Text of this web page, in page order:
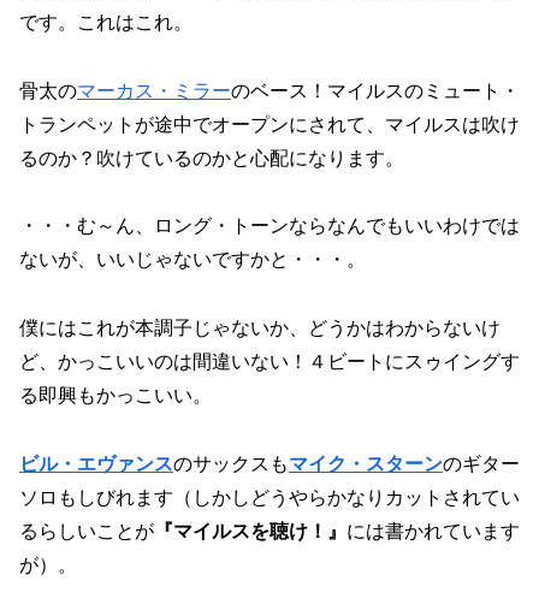
です。これはこれ。
骨太のマーカス・ミラーのベース！マイルスのミュート・
トランペットが途中でオープンにされて、マイルスは吹け
るのか？吹けているのかと心配になります。
・・・む～ん、ロング・トーンならなんでもいいわけでは
ないが、いいじゃないですかと・・・。
僕にはこれが本調子じゃないか、どうかはわからないけ
ど、かっこいいのは間違いない！４ビートにスゥイングす
る即興もかっこいい。
ビル・エヴァンスのサックスもマイク・スターンのギター
ソロもしびれます（しかしどうやらかなりカットされてい
るらしいことが 『マイルスを聴け！』 には書かれています
が）。